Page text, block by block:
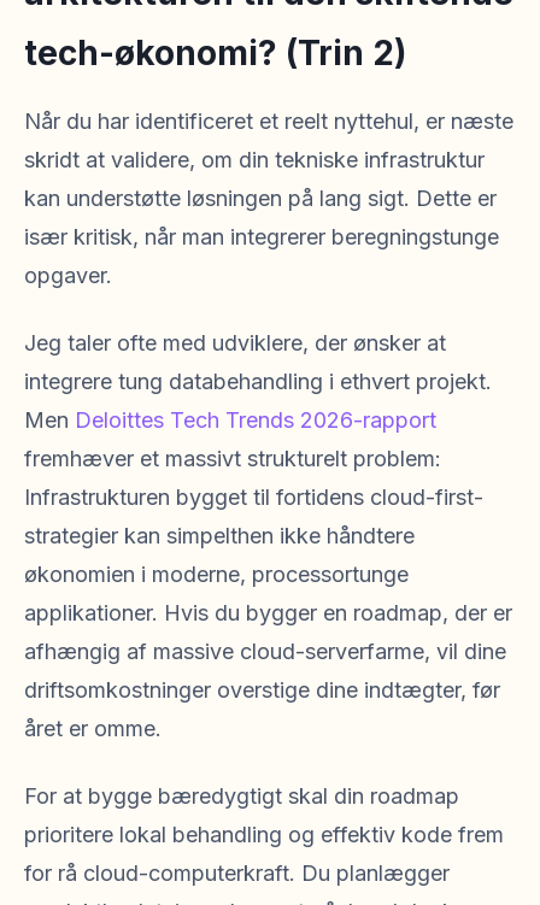
tech-økonomi? (Trin 2)
Når du har identificeret et reelt nyttehul, er næste
skridt at validere, om din tekniske infrastruktur
kan understøtte løsningen på lang sigt. Dette er
især kritisk, når man integrerer beregningstunge
opgaver.
Jeg taler ofte med udviklere, der ønsker at
integrere tung databehandling i ethvert projekt.
Men Deloittes Tech Trends 2026-rapport
fremhæver et massivt strukturelt problem:
Infrastrukturen bygget til fortidens cloud-first-
strategier kan simpelthen ikke håndtere
økonomien i moderne, processortunge
applikationer. Hvis du bygger en roadmap, der er
afhængig af massive cloud-serverfarme, vil dine
driftsomkostninger overstige dine indtægter, før
året er omme.
For at bygge bæredygtigt skal din roadmap
prioritere lokal behandling og effektiv kode frem
for rå cloud-computerkraft. Du planlægger